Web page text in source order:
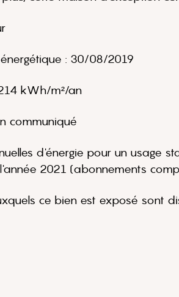
: 30/08/2019
kWh/m²/an
communiqué
d'énergie pour un usage
2021 (abonnements
ce bien est exposé sont